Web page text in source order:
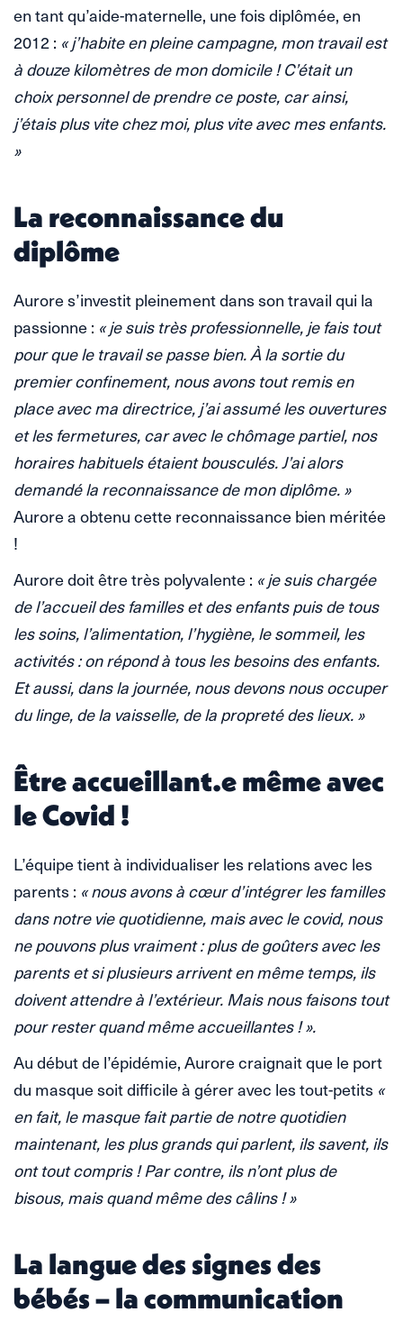
en tant qu’aide-maternelle, une fois diplômée, en
2012 : « j’habite en pleine campagne, mon travail est
à douze kilomètres de mon domicile ! C’était un
choix personnel de prendre ce poste, car ainsi,
j’étais plus vite chez moi, plus vite avec mes enfants.
»
La reconnaissance du
diplôme
Aurore s’investit pleinement dans son travail qui la
passionne : « je suis très professionnelle, je fais tout
pour que le travail se passe bien. À la sortie du
premier confinement, nous avons tout remis en
place avec ma directrice, j’ai assumé les ouvertures
et les fermetures, car avec le chômage partiel, nos
horaires habituels étaient bousculés. J’ai alors
demandé la reconnaissance de mon diplôme. »
Aurore a obtenu cette reconnaissance bien méritée
!
Aurore doit être très polyvalente : « je suis chargée
de l’accueil des familles et des enfants puis de tous
les soins, l’alimentation, l’hygiène, le sommeil, les
activités : on répond à tous les besoins des enfants.
Et aussi, dans la journée, nous devons nous occuper
du linge, de la vaisselle, de la propreté des lieux. »
Être accueillant.e même avec
le Covid !
L’équipe tient à individualiser les relations avec les
parents : « nous avons à cœur d’intégrer les familles
dans notre vie quotidienne, mais avec le covid, nous
ne pouvons plus vraiment : plus de goûters avec les
parents et si plusieurs arrivent en même temps, ils
doivent attendre à l’extérieur. Mais nous faisons tout
pour rester quand même accueillantes ! ».
Au début de l’épidémie, Aurore craignait que le port
du masque soit difficile à gérer avec les tout-petits «
en fait, le masque fait partie de notre quotidien
maintenant, les plus grands qui parlent, ils savent, ils
ont tout compris ! Par contre, ils n’ont plus de
bisous, mais quand même des câlins ! »
La langue des signes des
bébés – la communication